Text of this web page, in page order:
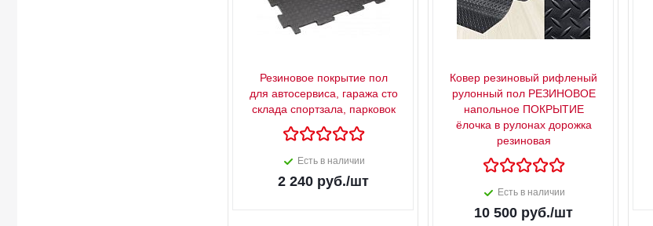
Резиновое покрытие пол
для автосервиса, гаража сто
склада спортзала, парковок
Есть в наличии
2 240 руб./шт
Ковер резиновый рифленый
рулонный пол РЕЗИНОВОЕ
напольное ПОКРЫТИЕ
ёлочка в рулонах дорожка
резиновая
Есть в наличии
10 500 руб./шт